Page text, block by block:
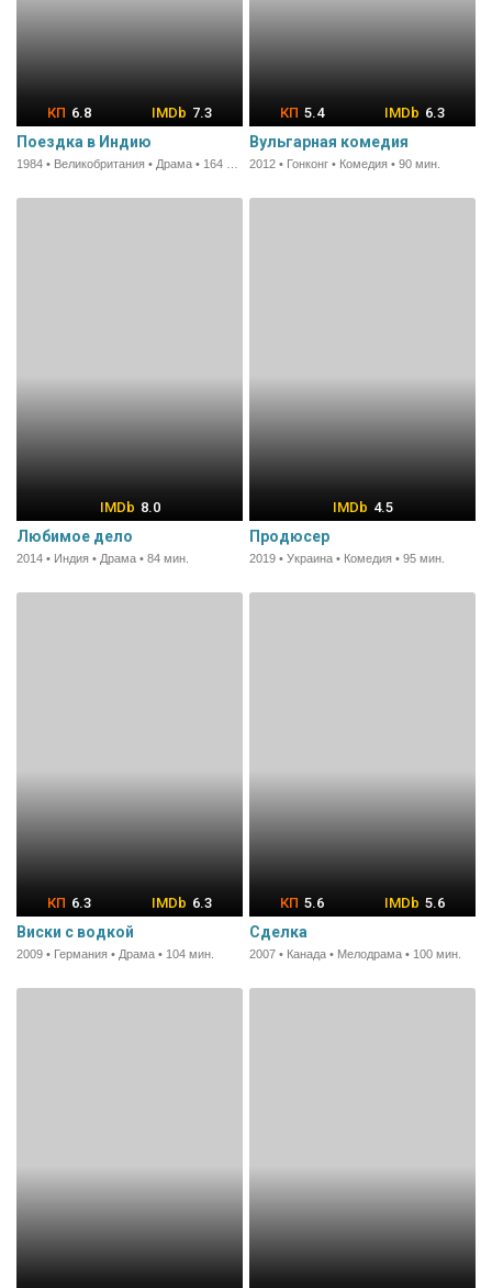
6.8 7.3
Поездка в Индию
5.4 6.3
Вульгарная комедия
2012 • Гонконг • Комедия • 90 мин.
8.0
Любимое дело
2014 • Индия • Драма • 84 мин.
4.5
Продюсер
2019 • Украина • Комедия • 95 мин.
6.3 6.3
Виски с водкой
2009 • Германия • Драма • 104 мин.
5.6 5.6
Сделка
2007 • Канада • Мелодрама • 100 мин.